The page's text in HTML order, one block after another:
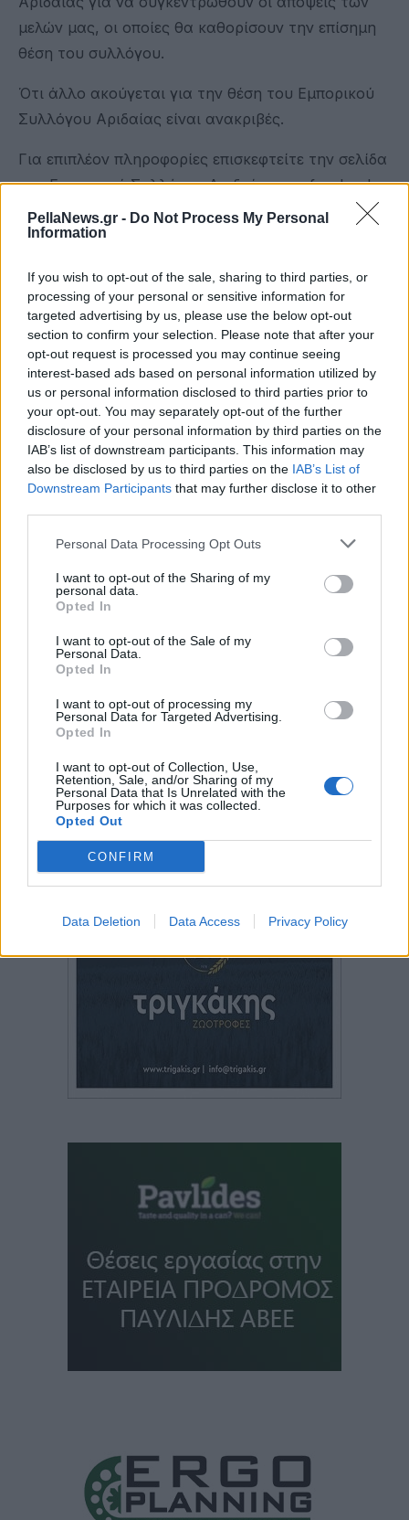
PellaNews.gr - Do Not Process My Personal
Information
If you wish to opt-out of the sale, sharing to third parties, or
processing of your personal or sensitive information for
targeted advertising by us, please use the below opt-out
section to confirm your selection. Please note that after your
opt-out request is processed you may continue seeing
interest-based ads based on personal information utilized by
us or personal information disclosed to third parties prior to
your opt-out. You may separately opt-out of the further
disclosure of your personal information by third parties on the
IAB’s list of downstream participants. This information may
also be disclosed by us to third parties on the IAB’s List of
Downstream Participants that may further disclose it to other
Personal Data Processing Opt Outs
I want to opt-out of the Sharing of my
personal data.
Opted In
I want to opt-out of the Sale of my
Personal Data.
Opted In
I want to opt-out of processing my
Personal Data for Targeted Advertising.
Opted In
I want to opt-out of Collection, Use,
Retention, Sale, and/or Sharing of my
Personal Data that Is Unrelated with the
Purposes for which it was collected.
Opted Out
CONFIRM
Data Deletion Data Access Privacy Policy
μελών μας, οι οποίες θα καθορίσουν την επίσημη
θέση του συλλόγου.
Ότι άλλο ακούγεται για την θέση του Εμπορικού
Συλλόγου Αριδαίας είναι ανακριβές.
Για επιπλέον πληροφορίες επισκεφτείτε την σελίδα
του Εμπορικού Συλλόγου Αριδαίας στο facebook
Εμπορικός Βιοτεχνικός Επαγγελματικός Σύλλογος
Αριδαίας.